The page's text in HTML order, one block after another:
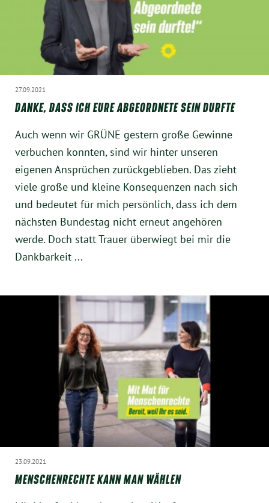
27.09.2021
DANKE, DASS ICH EURE ABGEORDNETE SEIN DURFTE
Auch wenn wir GRÜNE gestern große Gewinne
verbuchen konnten, sind wir hinter unseren
eigenen Ansprüchen zurückgeblieben. Das zieht
viele große und kleine Konsequenzen nach sich
und bedeutet für mich persönlich, dass ich dem
nächsten Bundestag nicht erneut angehören
werde. Doch statt Trauer überwiegt bei mir die
Dankbarkeit ...
23.09.2021
MENSCHENRECHTE KANN MAN WÄHLEN